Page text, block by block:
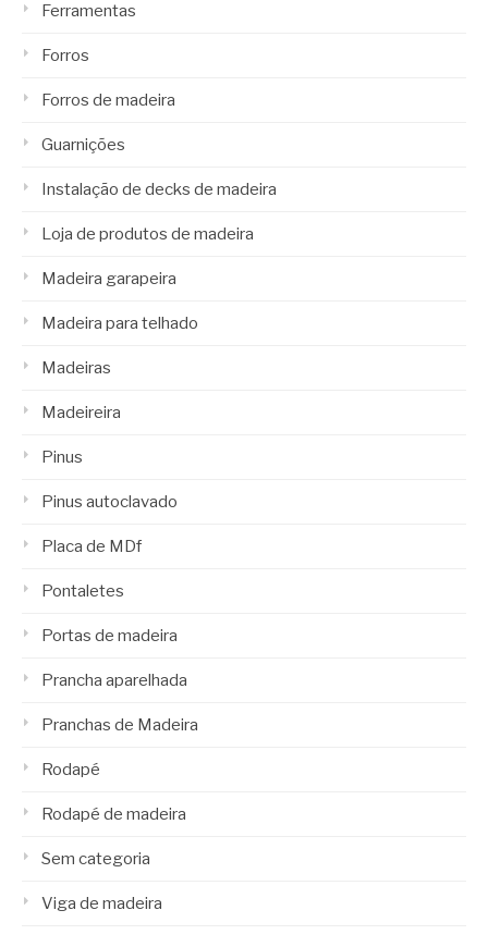
Ferramentas
Forros
Forros de madeira
Guarnições
Instalação de decks de madeira
Loja de produtos de madeira
Madeira garapeira
Madeira para telhado
Madeiras
Madeireira
Pinus
Pinus autoclavado
Placa de MDf
Pontaletes
Portas de madeira
Prancha aparelhada
Pranchas de Madeira
Rodapé
Rodapé de madeira
Sem categoria
Viga de madeira